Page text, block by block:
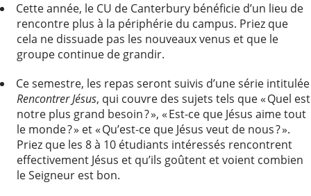
Cette année, le CU de Canterbury bénéficie d’un lieu de
rencontre plus à la périphérie du campus. Priez que
cela ne dissuade pas les nouveaux venus et que le
groupe continue de grandir.
Ce semestre, les repas seront suivis d’une série intitulée
Rencontrer Jésus, qui couvre des sujets tels que « Quel est
notre plus grand besoin ? », « Est-ce que Jésus aime tout
le monde ? » et « Qu’est-ce que Jésus veut de nous ? ».
Priez que les 8 à 10 étudiants intéressés rencontrent
effectivement Jésus et qu’ils goûtent et voient combien
le Seigneur est bon.